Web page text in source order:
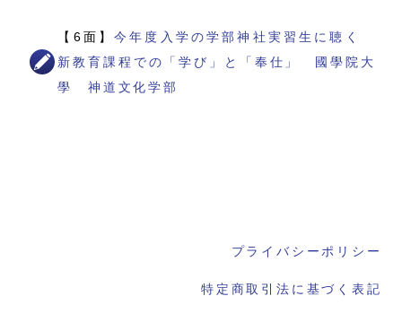
【6面】今年度入学の学部神社実習生に聴く
新教育課程での「学び」と「奉仕」 國學院大
學 神道文化学部
プライバシーポリシー
特定商取引法に基づく表記